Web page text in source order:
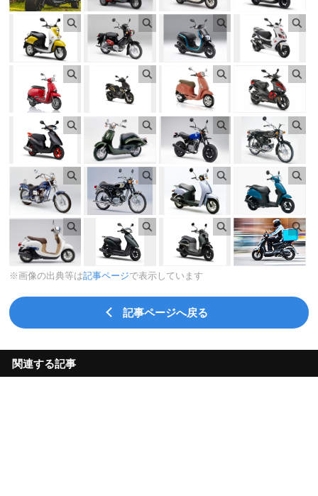
※画像の出典等は記事ページで表示しています
記事ページへ戻る
関連する記事